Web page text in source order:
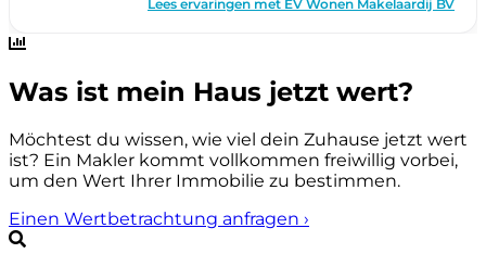
Was ist mein Haus jetzt wert?
Möchtest du wissen, wie viel dein Zuhause jetzt wert
ist? Ein Makler kommt vollkommen freiwillig vorbei,
um den Wert Ihrer Immobilie zu bestimmen.
Einen Wertbetrachtung anfragen ›